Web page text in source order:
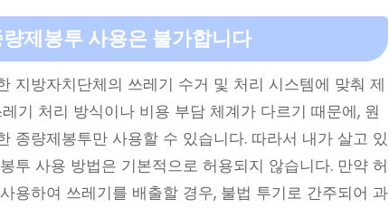
제봉투 사용은 불가합니다
지방자치단체의 쓰레기 수거 및 처리 시스템에 맞춰 제
기 처리 방식이나 비용 부담 체계가 다르기 때문에, 원
종량제봉투만 사용할 수 있습니다. 따라서 내가 살고 있
투 사용 방법은 기본적으로 허용되지 않습니다. 만약 허
용하여 쓰레기를 배출할 경우, 불법 투기로 간주되어 과